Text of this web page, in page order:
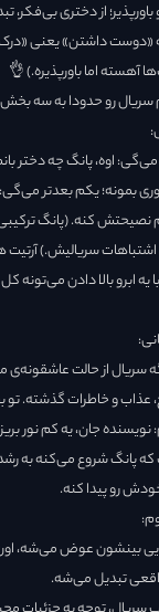
از دختری
«دوست داشتن» یعنی
اما باورپذیره.) 👌
سریال رو حدودا به سه
اوه، پانگ چه دختر
بمونه؛ یکم بعدتر می‌گی:
نصیحتش کنه. (پانگ
اشتباهات سریالیش.)
یه ابرو بالا دادن می‌تونه
سریال از حالت
عذاب و خاطرات گذشته.
جان، یه کم نور
پانگ شروع می‌کنه به
رو پیدا کنه.
بینشون عوض می‌شه،
تبدیل می‌شه.